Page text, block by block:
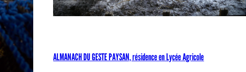
ALMANACH DU GESTE PAYSAN, résidence en Lycée Agricole